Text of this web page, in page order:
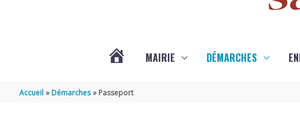
MAIRIE DÉMARCHES
Accueil Démarches Passeport